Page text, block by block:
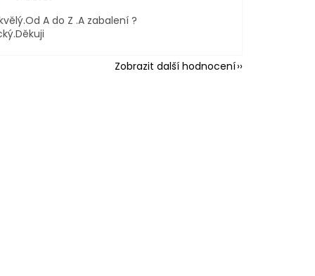
A do Z .A zabalení ?
Zobrazit další hodnocení